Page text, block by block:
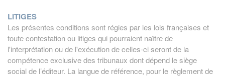
LITIGES
Les présentes conditions sont régies par les lois françaises et
toute contestation ou litiges qui pourraient naître de
l'interprétation ou de l'exécution de celles-ci seront de la
compétence exclusive des tribunaux dont dépend le siège
social de l’éditeur. La langue de référence, pour le règlement de